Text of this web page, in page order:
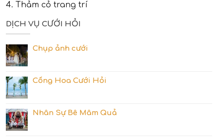
4. Thảm cỏ trang trí
DỊCH VỤ CƯỚI HỎI
Chụp ảnh cưới
Cổng Hoa Cưới Hỏi
Nhân Sự Bê Mâm Quả